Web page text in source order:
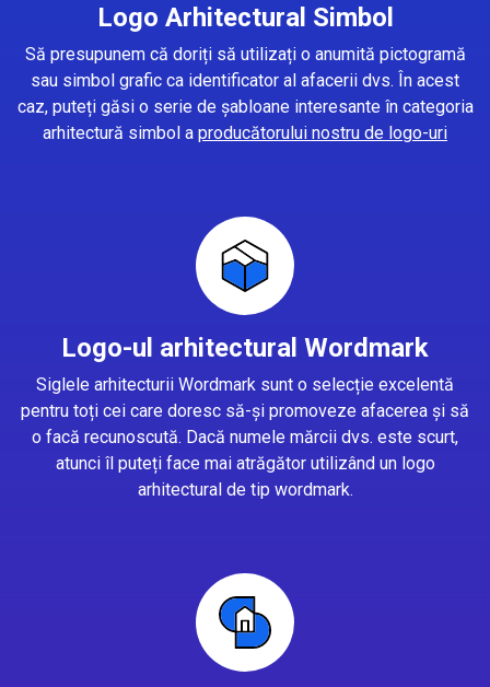
Logo Arhitectural Simbol
Să presupunem că doriți să utilizați o anumită pictogramă
sau simbol grafic ca identificator al afacerii dvs. În acest
caz, puteți găsi o serie de șabloane interesante în categoria
arhitectură simbol a producătorului nostru de logo-uri
Logo-ul arhitectural Wordmark
Siglele arhitecturii Wordmark sunt o selecție excelentă
pentru toți cei care doresc să-și promoveze afacerea și să
o facă recunoscută. Dacă numele mărcii dvs. este scurt,
atunci îl puteți face mai atrăgător utilizând un logo
arhitectural de tip wordmark.